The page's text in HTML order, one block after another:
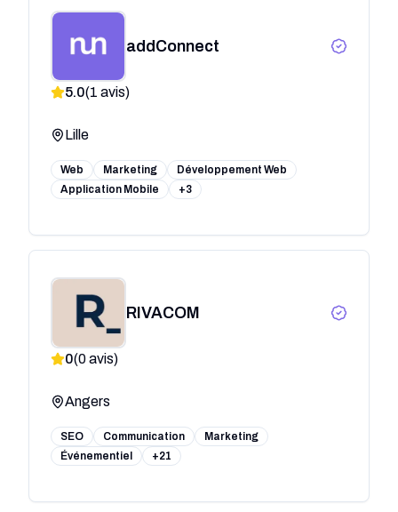
addConnect
5.0(1 avis)
Lille
Web Marketing
Développement Web
Application Mobile
+3
RIVACOM
0(0avis)
Angers
SEO Communication
Marketing
Événementiel
+21